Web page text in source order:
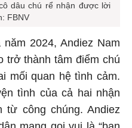
dâu chú rể nhận được lời
FBNV
2024, Andiez Nam
trở thành tâm điểm chú
mối quan hệ tình cảm.
tình của cả hai nhận
công chúng. Andiez